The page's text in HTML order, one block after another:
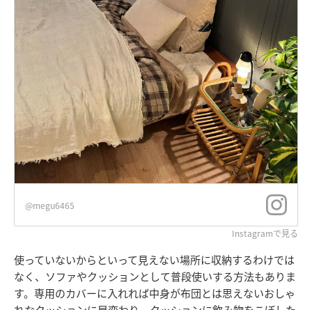
@megu6465
Instagramで見る
使っていないからといって見えない場所に収納するわけでは
なく、ソファやクッションとして普段使いする方法もありま
す。専用のカバーに入れれば中身が布団とは思えないおしゃ